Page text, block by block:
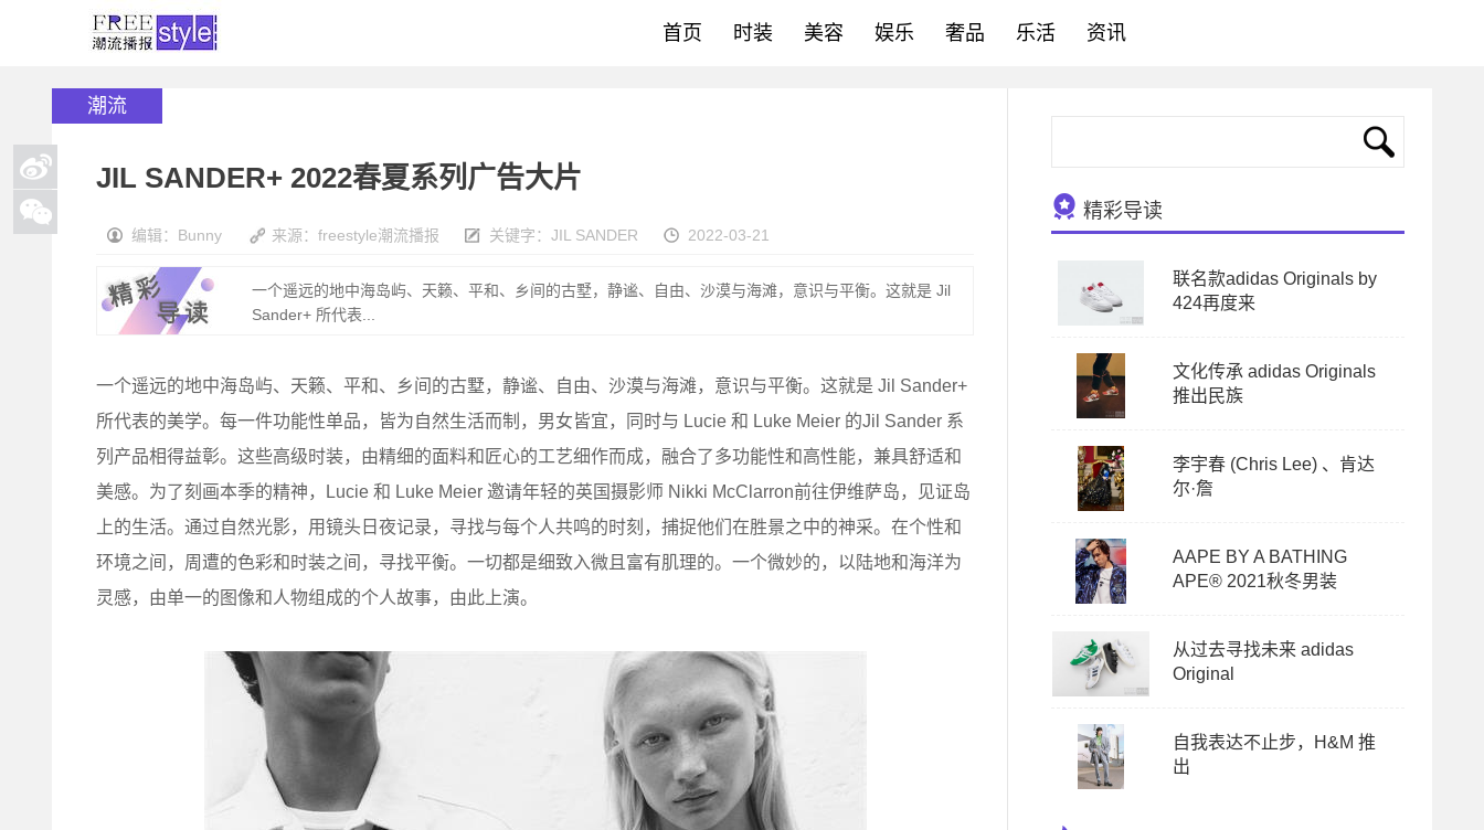
首页 时装 美容 娱乐 奢品 乐活 资讯
潮流
JIL SANDER+ 2022春夏系列广告大片
编辑：Bunny 来源：freestyle潮流播报 关键字： JIL SANDER 2022-03-21
一个遥远的地中海岛屿、天籁、平和、乡间的古墅，静谧、自由、沙漠与海滩，意识与平衡。这就是 Jil
Sander+ 所代表...
一个遥远的地中海岛屿、天籁、平和、乡间的古墅，静谧、自由、沙漠与海滩，意识与平衡。这就是 Jil Sander+
所代表的美学。每一件功能性单品，皆为自然生活而制，男女皆宜，同时与 Lucie 和 Luke Meier 的Jil Sander 系
列产品相得益彰。这些高级时装，由精细的面料和匠心的工艺细作而成，融合了多功能性和高性能，兼具舒适和
美感。为了刻画本季的精神，Lucie 和 Luke Meier 邀请年轻的英国摄影师 Nikki McClarron前往伊维萨岛，见证岛
上的生活。通过自然光影，用镜头日夜记录，寻找与每个人共鸣的时刻，捕捉他们在胜景之中的神采。在个性和
环境之间，周遭的色彩和时装之间，寻找平衡。一切都是细致入微且富有肌理的。一个微妙的，以陆地和海洋为
灵感，由单一的图像和人物组成的个人故事，由此上演。
精彩导读
联名款adidas Originals by
424再度来
文化传承 adidas Originals
推出民族
李宇春 (Chris Lee) 、肯达
尔·詹
AAPE BY A BATHING
APE® 2021秋冬男装
从过去寻找未来 adidas
Original
自我表达不止步，H&M 推
出